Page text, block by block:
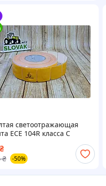
светоотражающая
ECE 104R класса C
разметки на
₴
₴ -50%